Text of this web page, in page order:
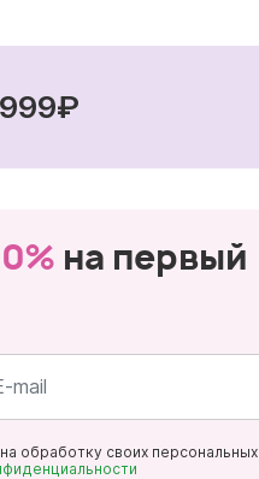
на первый
обработку своих персональных